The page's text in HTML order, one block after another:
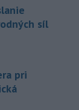
síl
pri